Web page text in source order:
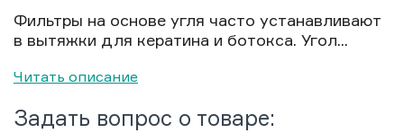
Фильтры на основе угля часто устанавливают
в вытяжки для кератина и ботокса. Угол...
Читать описание
Задать вопрос о товаре: